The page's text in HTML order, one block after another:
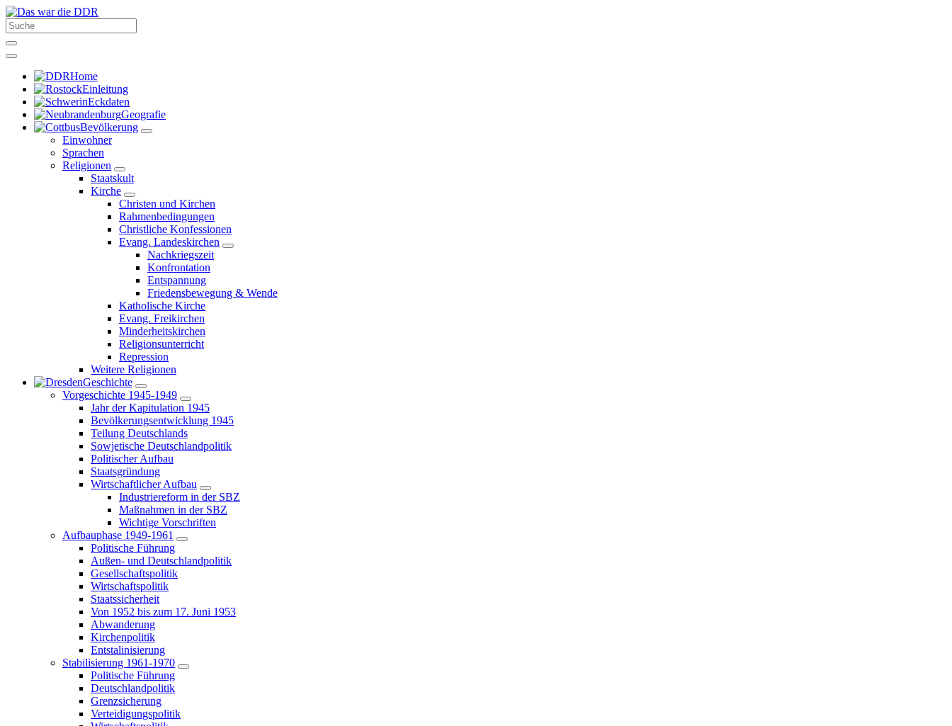
Home
Einleitung
Eckdaten
Geografie
Bevölkerung
Einwohner
Sprachen
Religionen
Staatskult
Kirche
Christen und Kirchen
Rahmenbedingungen
Christliche Konfessionen
Evang. Landeskirchen
Nachkriegszeit
Konfrontation
Entspannung
Friedensbewegung & Wende
Katholische Kirche
Evang. Freikirchen
Minderheitskirchen
Religionsunterricht
Repression
Weitere Religionen
Geschichte
Vorgeschichte 1945-1949
Jahr der Kapitulation 1945
Bevölkerungsentwicklung 1945
Teilung Deutschlands
Sowjetische Deutschlandpolitik
Politischer Aufbau
Staatsgründung
Wirtschaftlicher Aufbau
Industriereform in der SBZ
Maßnahmen in der SBZ
Wichtige Vorschriften
Aufbauphase 1949-1961
Politische Führung
Außen- und Deutschlandpolitik
Gesellschaftspolitik
Wirtschaftspolitik
Staatssicherheit
Von 1952 bis zum 17. Juni 1953
Abwanderung
Kirchenpolitik
Entstalinisierung
Stabilisierung 1961-1970
Politische Führung
Deutschlandpolitik
Grenzsicherung
Verteidigungspolitik